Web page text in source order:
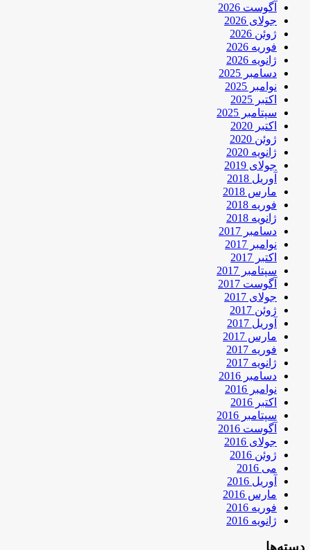
آگوست 2026
جولای 2026
ژوئن 2026
فوریه 2026
ژانویه 2026
دسامبر 2025
نوامبر 2025
اکتبر 2025
سپتامبر 2025
اکتبر 2020
ژوئن 2020
ژانویه 2020
جولای 2019
آوریل 2018
مارس 2018
فوریه 2018
ژانویه 2018
دسامبر 2017
نوامبر 2017
اکتبر 2017
سپتامبر 2017
آگوست 2017
جولای 2017
ژوئن 2017
آوریل 2017
مارس 2017
فوریه 2017
ژانویه 2017
دسامبر 2016
نوامبر 2016
اکتبر 2016
سپتامبر 2016
آگوست 2016
جولای 2016
ژوئن 2016
می 2016
آوریل 2016
مارس 2016
فوریه 2016
ژانویه 2016